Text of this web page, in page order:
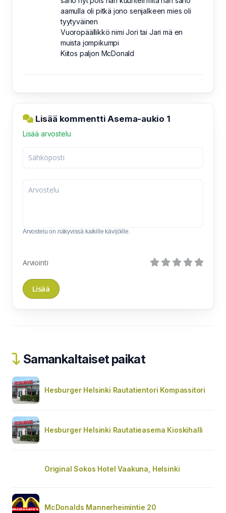
aamulla oli pitkä jono senjalkeen mies oli
tyytyväinen
Vuoropäällikkö nimi Jori tai Jari mä en
muista jompikumpi
Kiitos paljon McDonald
Lisää kommentti Asema-aukio 1
Lisää arvostelu
Arvostelu on näkyvissä kaikille kävijöille.
Arviointi
Samankaltaiset paikat
Hesburger Helsinki Rautatientori Kompassitori
Hesburger Helsinki Rautatieasema Kioskihalli
Original Sokos Hotel Vaakuna, Helsinki
McDonalds Mannerheimintie 20